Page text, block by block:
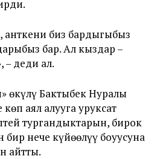
анткени биз бардыгыбыз
бар. Ал кыздар –
– деди ал.
өкүлү Бактыбек Нуралы
аял алууга уруксат
тургандыктарын, бирок
нече күйөөлүү боуусуна
айтты.